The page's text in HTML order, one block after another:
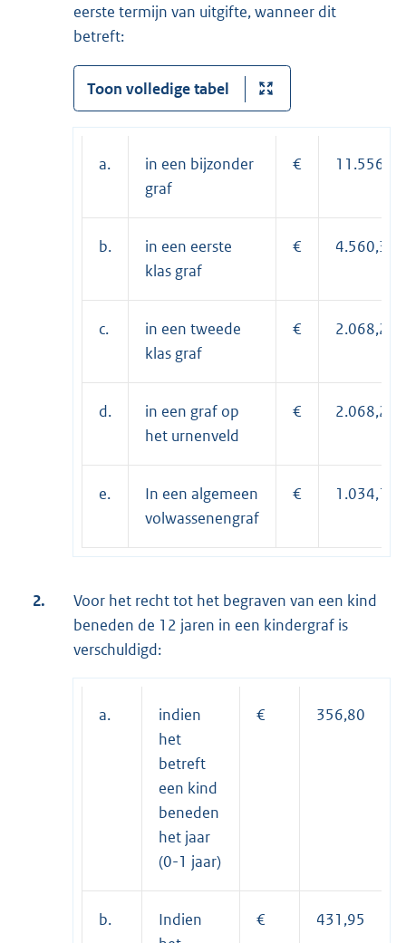
eerste termijn van uitgifte, wanneer dit
betreft:
Toon volledige tabel
a.
in een bijzonder
graf
€ 11.556,65
b.
in een eerste
klas graf
€ 4.560,35
c.
in een tweede
klas graf
€ 2.068,20
d.
in een graf op
het urnenveld
€ 2.068,20
e.
In een algemeen
volwassenengraf
€ 1.034,10
2.
Voor het recht tot het begraven van een kind
beneden de 12 jaren in een kindergraf is
verschuldigd:
a.
indien
het
betreft
een kind
beneden
het jaar
(0-1 jaar)
€ 356,80
b.
Indien
€ 431,95